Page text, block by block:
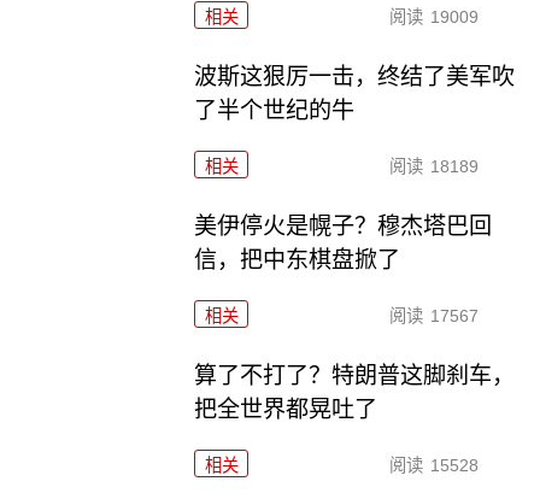
相关 阅读 19009
波斯这狠厉一击，终结了美军吹
了半个世纪的牛
相关 阅读 18189
美伊停火是幌子？穆杰塔巴回
信，把中东棋盘掀了
相关 阅读 17567
算了不打了？特朗普这脚刹车，
把全世界都晃吐了
相关 阅读 15528